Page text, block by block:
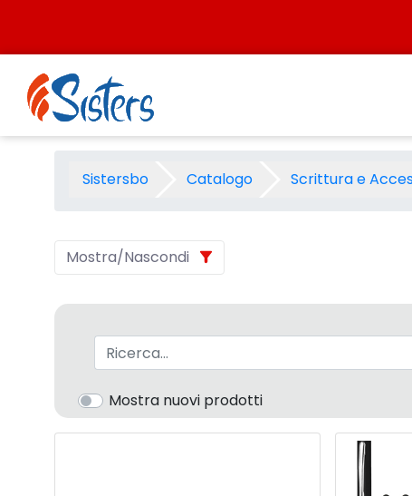
Penne regalo Niji\/Online -
Sistersbo Catalogo Scrittura e
Mostra/Nascondi
Barra di ricerca
Mostra nuovi prodotti